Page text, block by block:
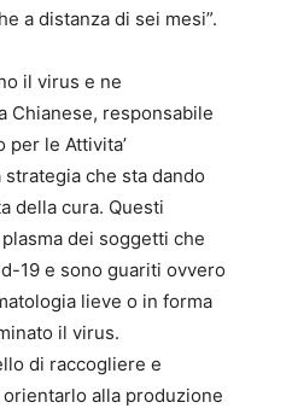
a distanza di sei mesi”.
il virus e ne
Chianese, responsabile
per le Attivita’
strategia che sta dando
della cura. Questi
dei soggetti che
19 e sono guariti ovvero
lieve o in forma
il virus.
di raccogliere e
alla produzione